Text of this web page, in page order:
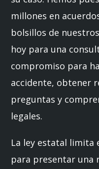
millones en
bolsillos de
hoy para una
compromiso para
accidente, obtener
preguntas y
legales.
La ley estatal limita
para presentar una